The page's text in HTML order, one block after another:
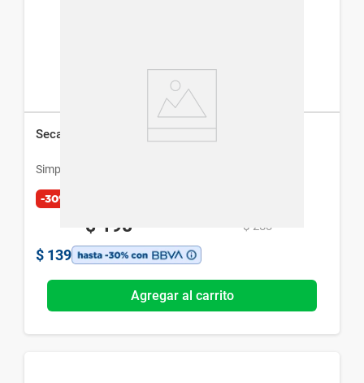
Secador de Vidrios Simplicity Bamboo
Simplicity
-30%
$ 198 $ 283
$ 139
Agregar al carrito